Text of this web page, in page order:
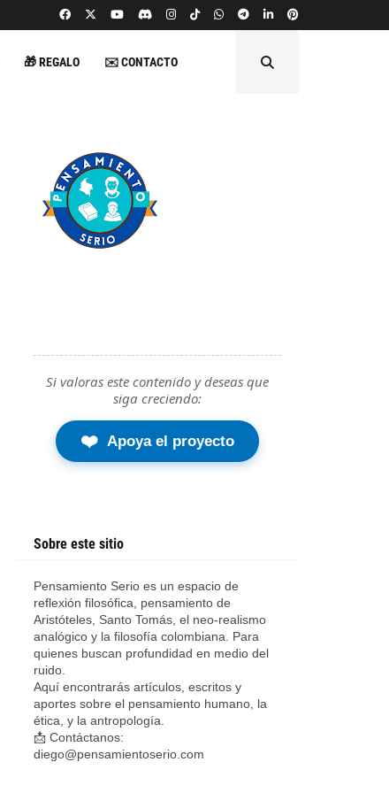
🎁 REGALO ✉️ CONTACTO
Si valoras este contenido y deseas que
siga creciendo:
❤️ Apoya el proyecto
Sobre este sitio
Pensamiento Serio es un espacio de
reflexión filosófica, pensamiento de
Aristóteles, Santo Tomás, el neo-realismo
analógico y la filosofía colombiana. Para
quienes buscan profundidad en medio del
ruido.
Aquí encontrarás artículos, escritos y
aportes sobre el pensamiento humano, la
ética, y la antropología.
📩 Contáctanos:
diego@pensamientoserio.com